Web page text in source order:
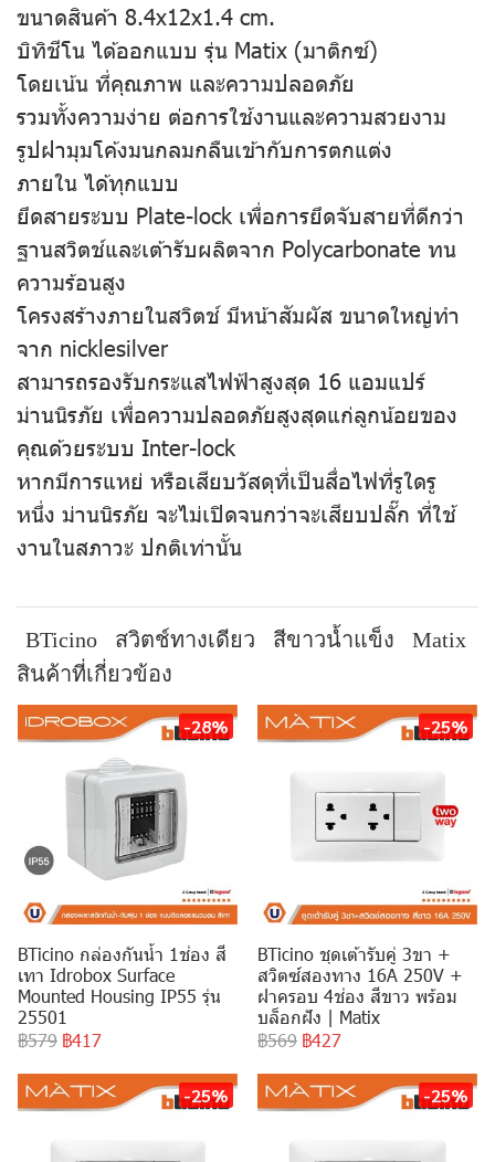
ขนาดสินค้า 8.4x12x1.4 cm.
บิทิชีโน ได้ออกแบบ รุ่น Matix (มาติกซ์)
โดยเน้น ที่คุณภาพ และความปลอดภัย
รวมทั้งความง่าย ต่อการใช้งานและความสวยงาม
รูปฝามุมโค้งมนกลมกลืนเข้ากับการตกแต่ง
ภายใน ได้ทุกแบบ
ยึดสายระบบ Plate-lock เพื่อการยึดจับสายที่ดีกว่า
ฐานสวิตช์และเต้ารับผลิตจาก Polycarbonate ทน
ความร้อนสูง
โครงสร้างภายในสวิตช์ มีหน้าสัมผัส ขนาดใหญ่ทำ
จาก nicklesilver
สามารถรองรับกระแสไฟฟ้าสูงสุด 16 แอมแปร์
ม่านนิรภัย เพื่อความปลอดภัยสูงสุดแก่ลูกน้อยของ
คุณด้วยระบบ Inter-lock
หากมีการแหย่ หรือเสียบวัสดุที่เป็นสื่อไฟที่รูใดรู
หนึ่ง ม่านนิรภัย จะไม่เปิดจนกว่าจะเสียบปลั๊ก ที่ใช้
งานในสภาวะ ปกติเท่านั้น
BTicino สวิตช์ทางเดียว สีขาวน้ำแข็ง
Matix
สินค้าที่เกี่ยวข้อง
-28%
BTicino กล่องกันน้ำ 1ช่อง สี
เทา Idrobox Surface
Mounted Housing IP55 รุ่น
25501
฿579 ฿417
-25%
BTicino ชุดเต้ารับคู่ 3ขา +
สวิตซ์สองทาง 16A 250V +
ฝาครอบ 4ช่อง สีขาว พร้อม
บล็อกฝัง | Matix
฿569 ฿427
-25% -25%